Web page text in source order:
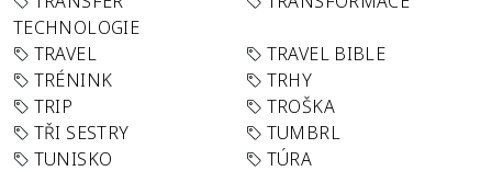
TECHNOLOGIE
TRAVEL
TRAVEL BIBLE
TRÉNINK
TRHY
TRIP
TROŠKA
TŘI SESTRY
TUMBRL
TUNISKO
TÚRA